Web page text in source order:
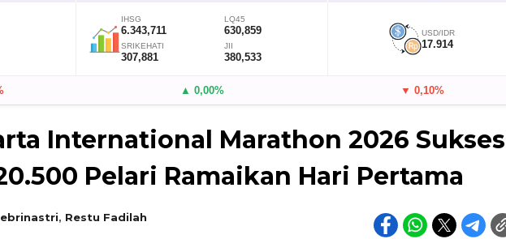
IHSG
6.343,711
LQ45
630,859
SRIKEHATI
307,881
JII
380,533
USD/IDR
17.914
▲ 0,00% ▼ 0,10%
International Marathon 2026 Sukses
Pelari Ramaikan Hari Pertama
, Restu Fadilah